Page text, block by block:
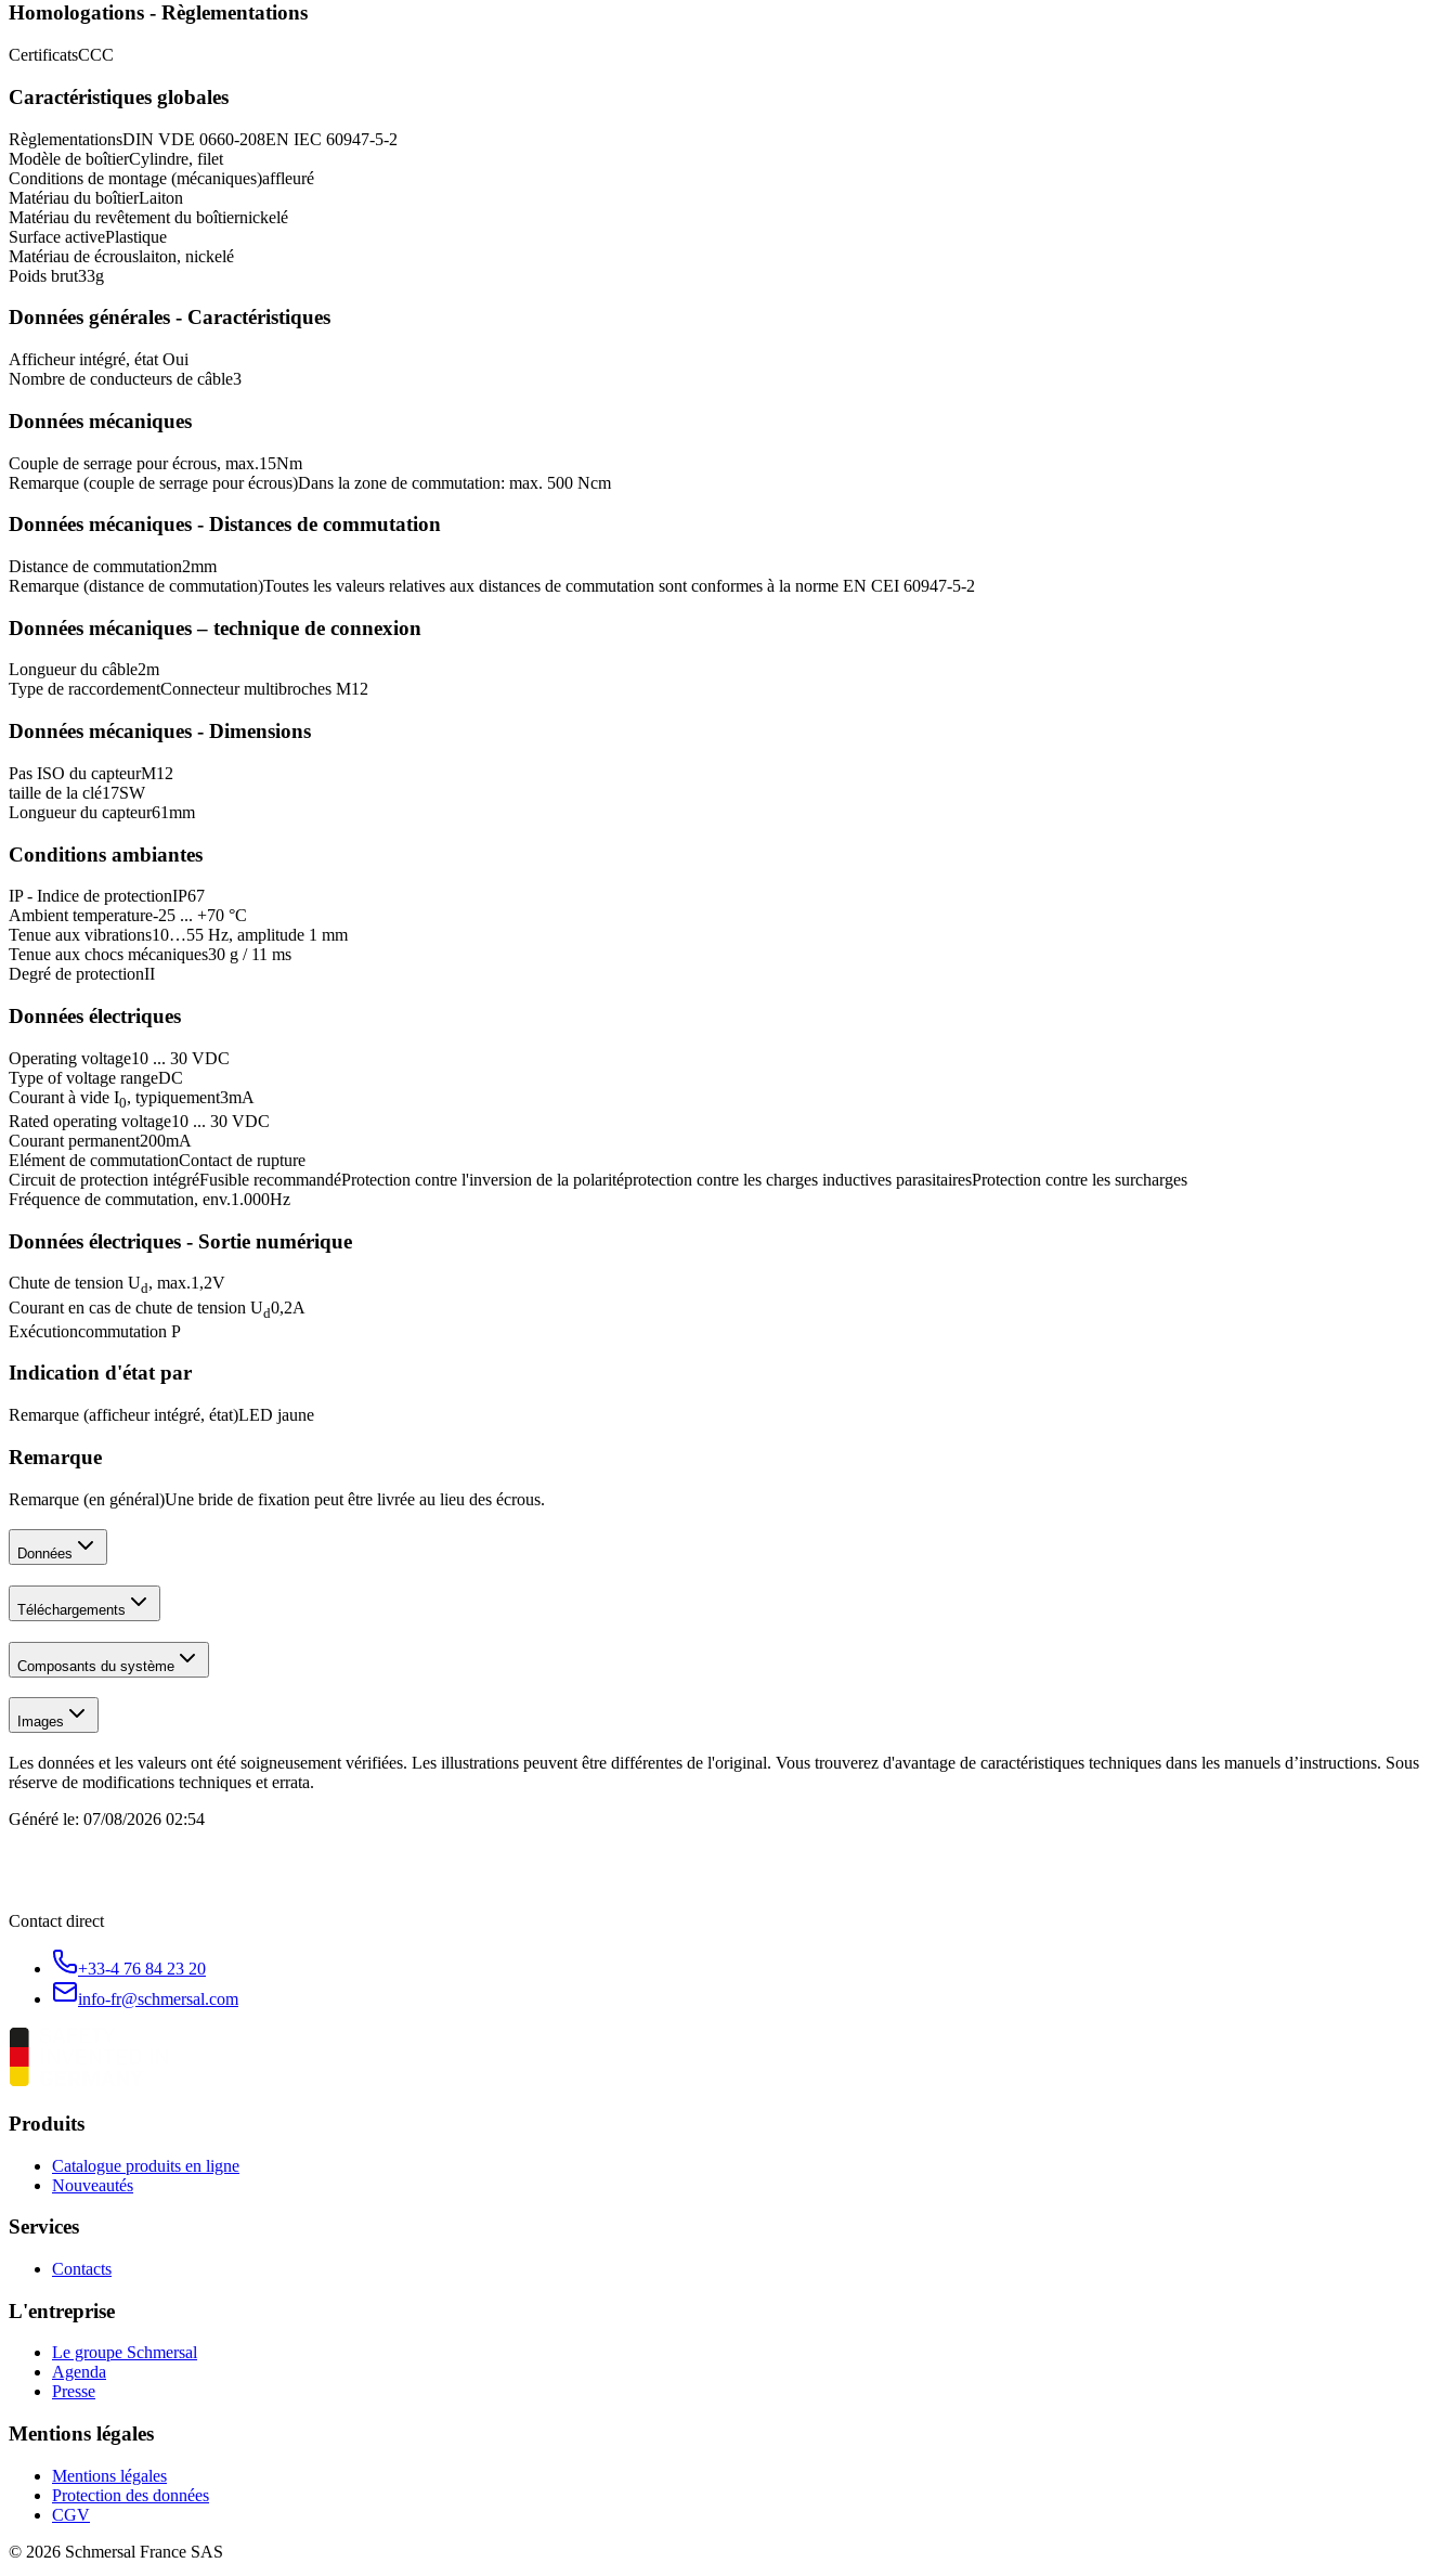
Homologations - Règlementations
CertificatsCCC
Caractéristiques globales
RèglementationsDIN VDE 0660-208EN IEC 60947-5-2
Modèle de boîtierCylindre, filet
Conditions de montage (mécaniques)affleuré
Matériau du boîtierLaiton
Matériau du revêtement du boîtiernickelé
Surface activePlastique
Matériau de écrouslaiton, nickelé
Poids brut33g
Données générales - Caractéristiques
Afficheur intégré, état Oui
Nombre de conducteurs de câble3
Données mécaniques
Couple de serrage pour écrous, max.15Nm
Remarque (couple de serrage pour écrous)Dans la zone de commutation: max. 500 Ncm
Données mécaniques - Distances de commutation
Distance de commutation2mm
Remarque (distance de commutation)Toutes les valeurs relatives aux distances de commutation sont conformes à la norme EN CEI 60947-5-2
Données mécaniques – technique de connexion
Longueur du câble2m
Type de raccordementConnecteur multibroches M12
Données mécaniques - Dimensions
Pas ISO du capteurM12
taille de la clé17SW
Longueur du capteur61mm
Conditions ambiantes
IP - Indice de protectionIP67
Ambient temperature-25 ... +70 °C
Tenue aux vibrations10…55 Hz, amplitude 1 mm
Tenue aux chocs mécaniques30 g / 11 ms
Degré de protectionII
Données électriques
Operating voltage10 ... 30 VDC
Type of voltage rangeDC
Courant à vide I0, typiquement3mA
Rated operating voltage10 ... 30 VDC
Courant permanent200mA
Elément de commutationContact de rupture
Circuit de protection intégréFusible recommandéProtection contre l'inversion de la polaritéprotection contre les charges inductives parasitairesProtection contre les surcharges
Fréquence de commutation, env.1.000Hz
Données électriques - Sortie numérique
Chute de tension Ud, max.1,2V
Courant en cas de chute de tension Ud0,2A
Exécutioncommutation P
Indication d'état par
Remarque (afficheur intégré, état)LED jaune
Remarque
Remarque (en général)Une bride de fixation peut être livrée au lieu des écrous.
Données
Téléchargements
Composants du système
Images
Les données et les valeurs ont été soigneusement vérifiées. Les illustrations peuvent être différentes de l'original. Vous trouverez d'avantage de caractéristiques techniques dans les manuels d’instructions. Sous
réserve de modifications techniques et errata.
Généré le: 07/08/2026 02:54
Contact direct
+33-4 76 84 23 20
info-fr@schmersal.com
Produits
Catalogue produits en ligne
Nouveautés
Services
Contacts
L'entreprise
Le groupe Schmersal
Agenda
Presse
Mentions légales
Mentions légales
Protection des données
CGV
© 2026 Schmersal France SAS